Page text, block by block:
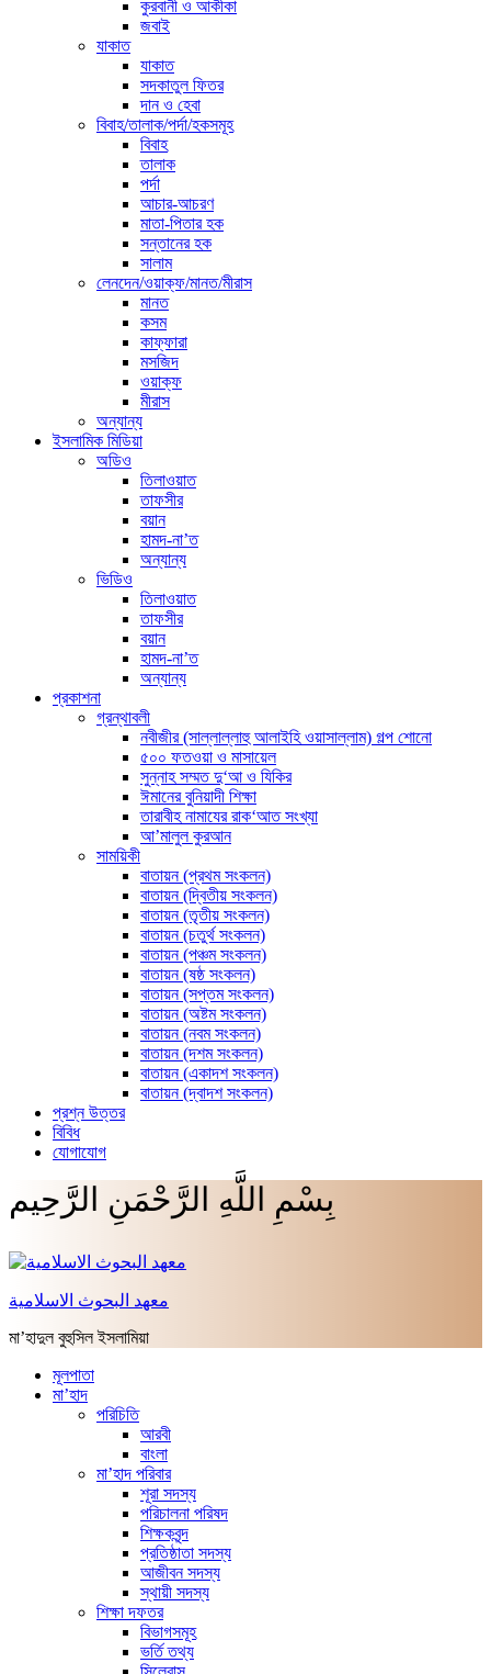
কুরবানী ও আকীকা
জবাই
যাকাত
যাকাত
সদকাতুল ফিতর
দান ও হেবা
বিবাহ/তালাক/পর্দা/হকসমূহ
বিবাহ
তালাক
পর্দা
আচার-আচরণ
মাতা-পিতার হক
সন্তানের হক
সালাম
লেনদেন/ওয়াক্ফ/মানত/মীরাস
মানত
কসম
কাফ্ফারা
মসজিদ
ওয়াক্ফ
মীরাস
অন্যান্য
ইসলামিক মিডিয়া
অডিও
তিলাওয়াত
তাফসীর
বয়ান
হামদ-না’ত
অন্যান্য
ভিডিও
তিলাওয়াত
তাফসীর
বয়ান
হামদ-না’ত
অন্যান্য
প্রকাশনা
গ্রন্থাবলী
নবীজীর (সাল্লাল্লাহু আলাইহি ওয়াসাল্লাম) গল্প শোনো
৫০০ ফতওয়া ও মাসায়েল
সুন্নাহ সম্মত দু‘আ ও যিকির
ঈমানের বুনিয়াদী শিক্ষা
তারাবীহ নামাযের রাক‘আত সংখ্যা
আ’মালুল কুরআন
সাময়িকী
বাতায়ন (প্রথম সংকলন)
বাতায়ন (দ্বিতীয় সংকলন)
বাতায়ন (তৃতীয় সংকলন)
বাতায়ন (চতুর্থ সংকলন)
বাতায়ন (পঞ্চম সংকলন)
বাতায়ন (ষষ্ঠ সংকলন)
বাতায়ন (সপ্তম সংকলন)
বাতায়ন (অষ্টম সংকলন)
বাতায়ন (নবম সংকলন)
বাতায়ন (দশম সংকলন)
বাতায়ন (একাদশ সংকলন)
বাতায়ন (দ্বাদশ সংকলন)
প্রশ্ন উত্তর
বিবিধ
যোগাযোগ
بِسْمِ اللَّهِ الرَّحْمَنِ الرَّحِيم
معهد البحوث الاسلامية
মা’হাদুল বুহুসিল ইসলামিয়া
মূলপাতা
মা’হাদ
পরিচিতি
আরবী
বাংলা
মা’হাদ পরিবার
শূরা সদস্য
পরিচালনা পরিষদ
শিক্ষকবৃন্দ
প্রতিষ্ঠাতা সদস্য
আজীবন সদস্য
স্থায়ী সদস্য
শিক্ষা দফতর
বিভাগসমূহ
ভর্তি তথ্য